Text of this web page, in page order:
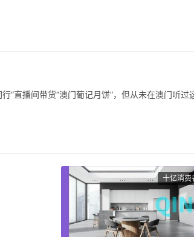
片，说是寄出前快递员拍的。
”直播间带货“澳门葡记月饼”，但从未在澳门听过
发货地为珠海，但推广内容里多次出现“澳门老字
十亿消费